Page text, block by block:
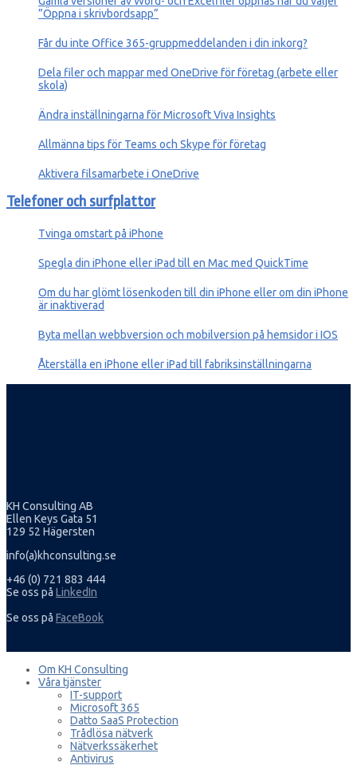
”Öppna i skrivbordsapp”
Får du inte Office 365-gruppmeddelanden i din inkorg?
Dela filer och mappar med OneDrive för företag (arbete eller
skola)
Ändra inställningarna för Microsoft Viva Insights
Allmänna tips för Teams och Skype för företag
Aktivera filsamarbete i OneDrive
Telefoner och surfplattor
Tvinga omstart på iPhone
Spegla din iPhone eller iPad till en Mac med QuickTime
Om du har glömt lösenkoden till din iPhone eller om din iPhone
är inaktiverad
Byta mellan webbversion och mobilversion på hemsidor i IOS
Återställa en iPhone eller iPad till fabriksinställningarna
KH Consulting AB
Ellen Keys Gata 51
129 52 Hägersten
info(a)khconsulting.se
+46 (0) 721 883 444
Se oss på LinkedIn
Se oss på FaceBook
Om KH Consulting
Våra tjänster
IT-support
Microsoft 365
Datto SaaS Protection
Trådlösa nätverk
Nätverkssäkerhet
Antivirus